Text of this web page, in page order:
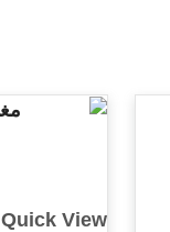
Quick View